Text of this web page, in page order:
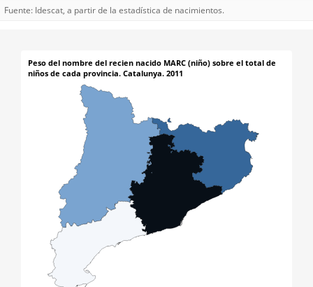
Fuente: Idescat, a partir de la estadística de nacimientos.